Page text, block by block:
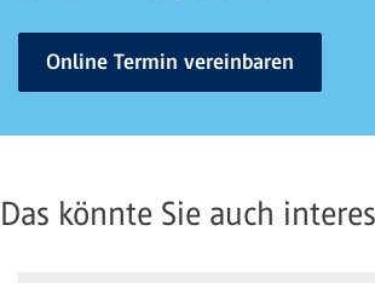
Online Termin vereinbaren
Das könnte Sie auch